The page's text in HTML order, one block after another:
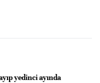
yedinci ayında